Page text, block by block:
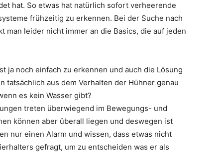
hat. So etwas hat natürlich sofort verheerende
frühzeitig zu erkennen. Bei der Suche nach
man leider nicht immer an die Basics, die auf jeden
ja noch einfach zu erkennen und auch die Lösung
tatsächlich aus dem Verhalten der Hühner genau
es kein Wasser gibt?
treten überwiegend im Bewegungs- und
können aber überall liegen und deswegen ist
nur einen Alarm und wissen, dass etwas nicht
gefragt, um zu entscheiden was er als